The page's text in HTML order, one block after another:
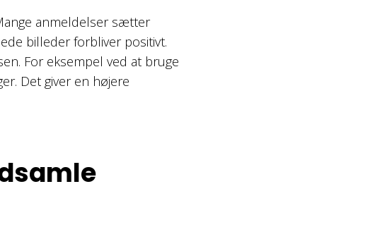
anmeldelser sætter
billeder forbliver positivt.
For eksempel ved at bruge
Det giver en højere